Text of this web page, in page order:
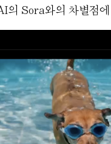
Sora와의 차별점